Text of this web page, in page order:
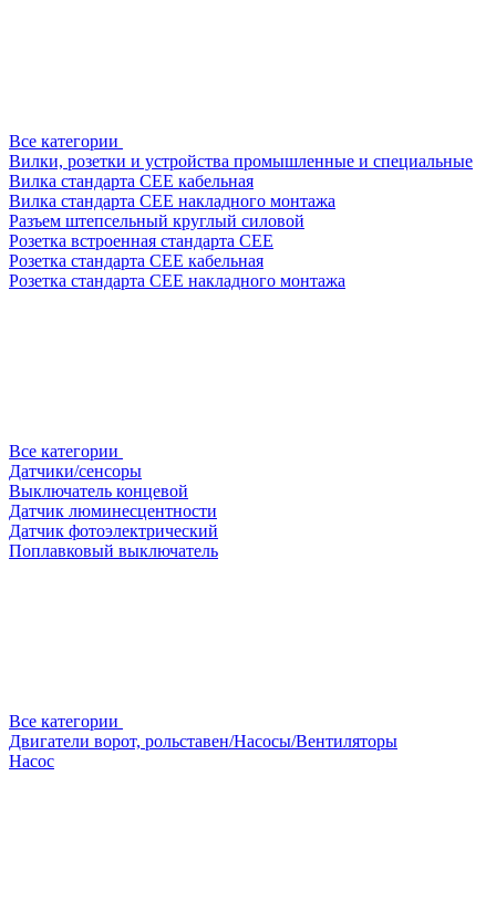
Все категории
Вилки, розетки и устройства промышленные и специальные
Вилка стандарта CEE кабельная
Вилка стандарта CEE накладного монтажа
Разъем штепсельный круглый силовой
Розетка встроенная стандарта CEE
Розетка стандарта СЕЕ кабельная
Розетка стандарта СЕЕ накладного монтажа
Все категории
Датчики/сенсоры
Выключатель концевой
Датчик люминесцентности
Датчик фотоэлектрический
Поплавковый выключатель
Все категории
Двигатели ворот, рольставен/Насосы/Вентиляторы
Насос